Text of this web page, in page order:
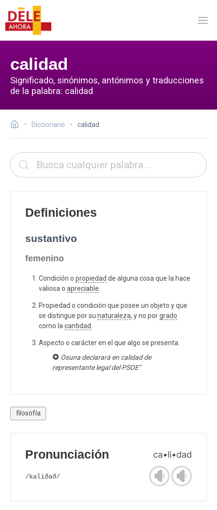
calidad
Significado, sinónimos, antónimos y traducciones
de la palabra: calidad
Diccionario calidad
Definiciones
sustantivo
femenino
Condición o propiedad de alguna cosa que la hace
valiosa o apreciable
Propiedad o condición que posee un objeto y que
se distingue por su naturaleza, y no porgrado
como la cantidad
Aspecto o carácter en el que algo se presenta.
Osuna declarará en calidad de
representante legal del PSOE"
filosofía
Pronunciación ca•li•dad
/kaliðað/